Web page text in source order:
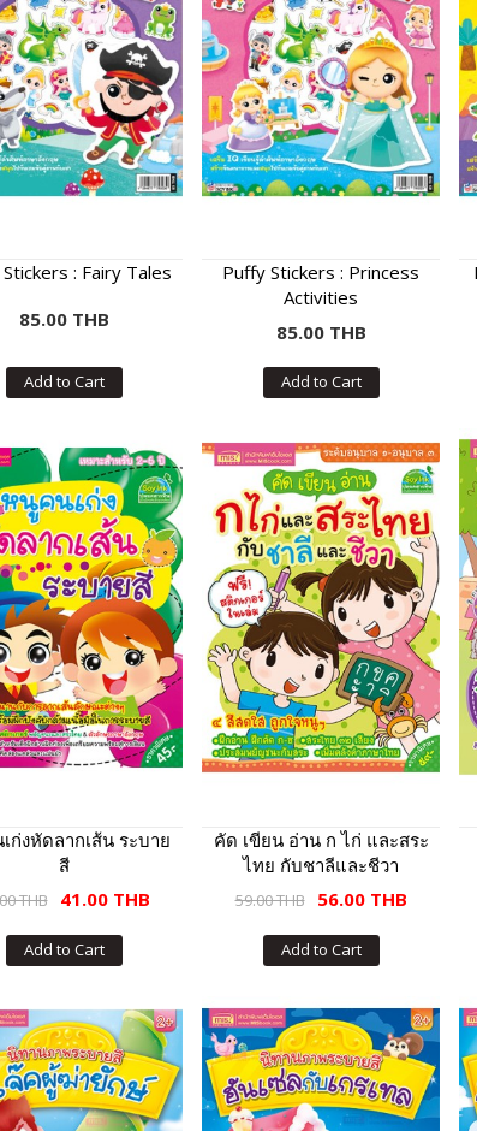
: Fairy Tales
85.00 THB
Add to Cart
Puffy Stickers : Princess
Activities
85.00 THB
Add to Cart
ก่งหัดลากเส้น ระบาย
สี
THB 41.00 THB
Add to Cart
คัด เขียน อ่าน ก ไก่ และสระ
ไทย กับชาลีและชีวา
59.00 THB 56.00 THB
Add to Cart